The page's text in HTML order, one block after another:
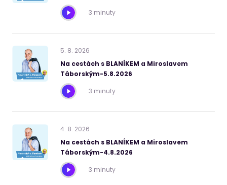
3 minuty
5. 8. 2026
Na cestách s BLANÍKEM a Miroslavem
Táborským-5.8.2026
3 minuty
4. 8. 2026
Na cestách s BLANÍKEM a Miroslavem
Táborským-4.8.2026
3 minuty